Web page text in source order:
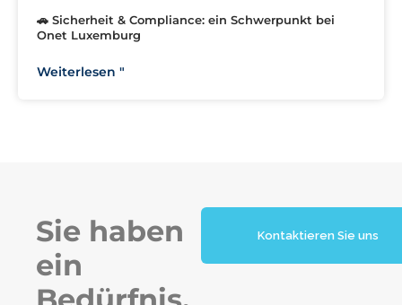
🚗 Sicherheit & Compliance: ein Schwerpunkt bei
Onet Luxemburg
Weiterlesen "
Sie haben
ein
Kontaktieren Sie uns